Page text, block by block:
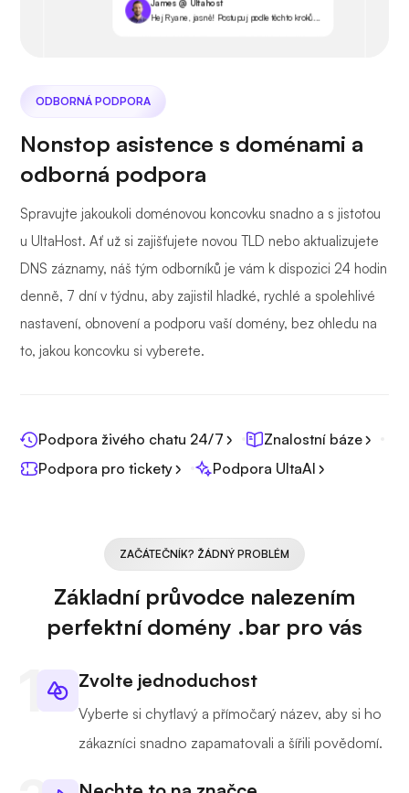
James @ Ultahost
Hej Ryane, jasně! Postupuj podle těchto kroků...
ODBORNÁ PODPORA
Nonstop asistence s doménami a
odborná podpora
Spravujte jakoukoli doménovou koncovku snadno a s jistotou
u UltaHost. Ať už si zajišťujete novou TLD nebo aktualizujete
DNS záznamy, náš tým odborníků je vám k dispozici 24 hodin
denně, 7 dní v týdnu, aby zajistil hladké, rychlé a spolehlivé
nastavení, obnovení a podporu vaší domény, bez ohledu na
to, jakou koncovku si vyberete.
Podpora živého chatu 24/7
Znalostní báze
Podpora pro tickety
Podpora UltaAI
ZAČÁTEČNÍK? ŽÁDNÝ PROBLÉM
Základní průvodce nalezením
perfektní domény .bar pro vás
Zvolte jednoduchost
Vyberte si chytlavý a přímočarý název, aby si ho
zákazníci snadno zapamatovali a šířili povědomí.